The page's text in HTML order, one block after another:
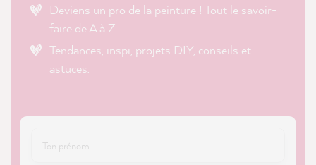
Deviens un pro de la peinture ! Tout le savoir-
faire de A à Z.
Tendances, inspi, projets DIY, conseils et
astuces.